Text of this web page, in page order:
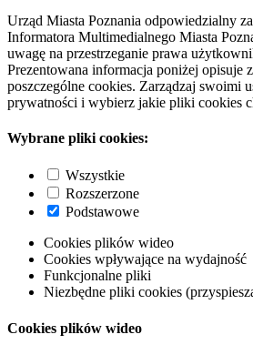
Urząd Miasta Poznania odpowiedzialny
Informatora Multimedialnego Miasta
uwagę na przestrzeganie prawa
Prezentowana informacja poniżej opisuje
poszczególne cookies. Zarządzaj swoimi
prywatności i wybierz jakie pliki cookies
Wybrane pliki cookies:
Wszystkie
Rozszerzone
Podstawowe
Cookies plików wideo
Cookies wpływające na wydajność
Funkcjonalne pliki
Niezbędne pliki cookies
Cookies plików wideo